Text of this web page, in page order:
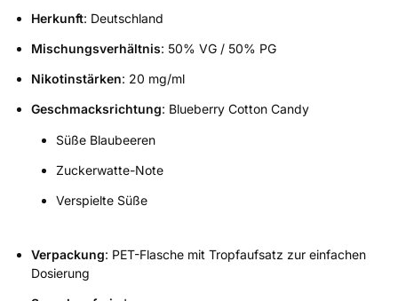
Herkunft: Deutschland
Mischungsverhältnis: 50% VG / 50% PG
Nikotinstärken: 20 mg/ml
Geschmacksrichtung: Blueberry Cotton Candy
Süße Blaubeeren
Zuckerwatte-Note
Verspielte Süße
Verpackung: PET-Flasche mit Tropfaufsatz zur einfachen
Dosierung